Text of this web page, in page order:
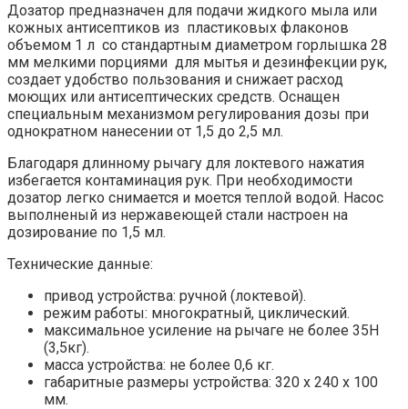
Дозатор предназначен для подачи жидкого мыла или
кожных антисептиков из пластиковых флаконов
объемом 1 л со стандартным диаметром горлышка 28
мм мелкими порциями для мытья и дезинфекции рук,
создает удобство пользования и снижает расход
моющих или антисептических средств. Оснащен
специальным механизмом регулирования дозы при
однократном нанесении от 1,5 до 2,5 мл.
Благодаря длинному рычагу для локтевого нажатия
избегается контаминация рук. При необходимости
дозатор легко снимается и моется теплой водой. Насос
выполненый из нержавеющей стали настроен на
дозирование по 1,5 мл.
Технические данные:
привод устройства: ручной (локтевой).
режим работы: многократный, циклический.
максимальное усиление на рычаге не более 35Н
(3,5кг).
масса устройства: не более 0,6 кг.
габаритные размеры устройства: 320 х 240 х 100
мм.